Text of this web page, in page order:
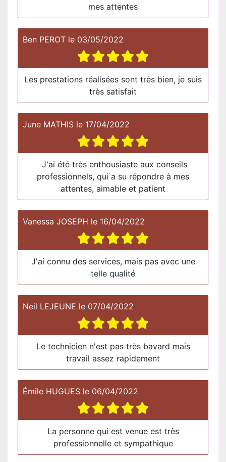
mes attentes
Ben PEROT le 03/05/2022
Les prestations réalisées sont très bien, je suis
très satisfait
June MATHIS le 17/04/2022
J'ai été très enthousiaste aux conseils
professionnels, qui a su répondre à mes
attentes, aimable et patient
Vanessa JOSEPH le 16/04/2022
J'ai connu des services, mais pas avec une
telle qualité
Neil LEJEUNE le 07/04/2022
Le technicien n'est pas très bavard mais
travail assez rapidement
Émile HUGUES le 06/04/2022
La personne qui est venue est très
professionnelle et sympathique